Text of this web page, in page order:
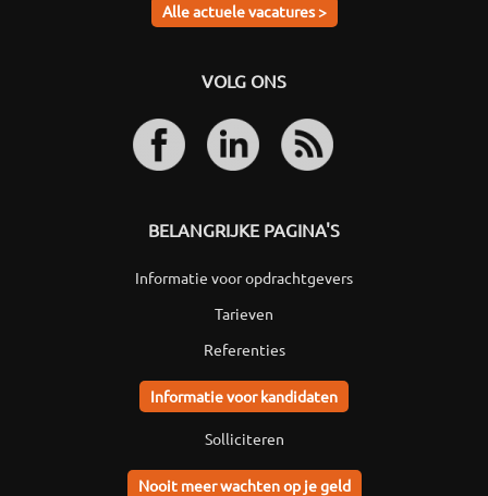
Alle actuele vacatures >
VOLG ONS
BELANGRIJKE PAGINA'S
Informatie voor opdrachtgevers
Tarieven
Referenties
Informatie voor kandidaten
Solliciteren
Nooit meer wachten op je geld